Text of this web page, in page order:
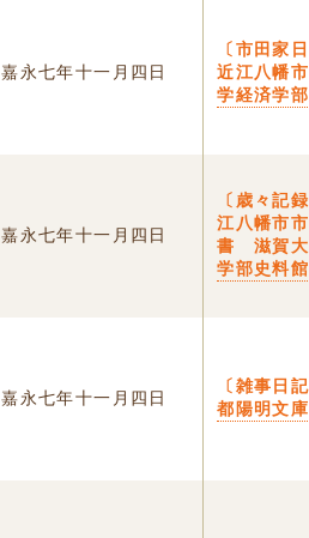
嘉永七年十一月四日
〔市田家
近江八幡
学経済学
嘉永七年十一月四日
〔歳々記
江八幡市
書 滋賀大
学部史料館
嘉永七年十一月四日
〔雑事日
都陽明文庫